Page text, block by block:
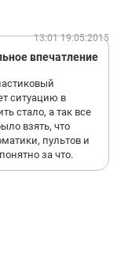
13:01 19.05.2015
впечатление
ситуацию в
стало, а так все
взять, что
пультов и
за что.